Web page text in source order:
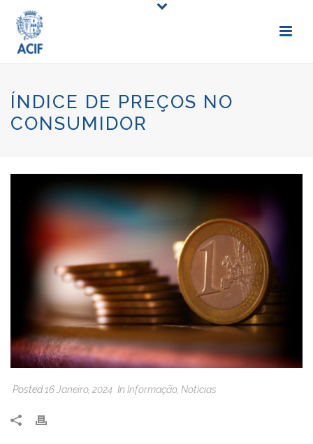
ÍNDICE DE PREÇOS NO
CONSUMIDOR
Posted16 Janeiro, 2024 In Informação, Noticias